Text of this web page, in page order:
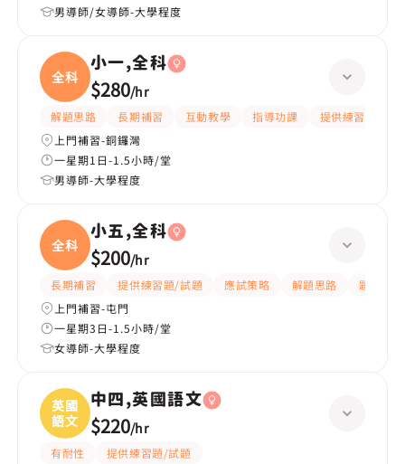
男導師/女導師-大學程度
全科
小一,全科
$280/hr
解題思路 長期補習 互動教學 指導功課
提供練習題/試題
上門補習-銅鑼灣
一星期1日-1.5小時/堂
男導師-大學程度
全科
小五,全科
$200/hr
長期補習 提供練習題/試題 應試策略 解題思路
題目講解
上門補習-屯門
一星期3日-1.5小時/堂
女導師-大學程度
英國
語文
中四,英國語文
$220/hr
有耐性
提供練習題/試題